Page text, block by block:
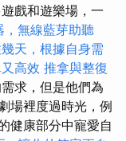
戲和遊樂場，一
，無線藍芽助聽
天，根據自身需
高效 推拿與整復
求，但是他們為
場裡度過時光，例
健康部分中寵愛自